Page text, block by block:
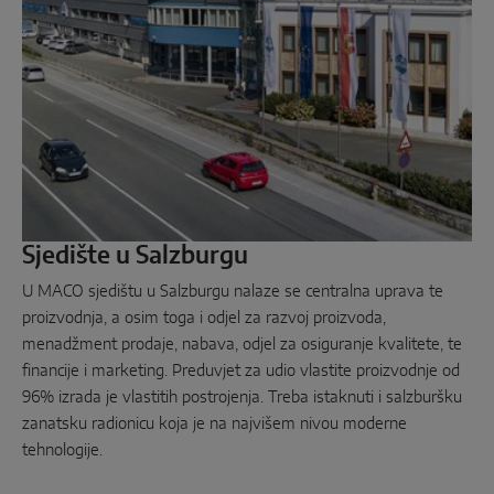
Paralelno-klizni
Komponente sustava
RJEŠENJA ZA VRATA
Instinct by MACO
MACO Protect M-TS
MACO Protect A-TS
S pogonom putem kvake
S cilindrom
Komponente sustava
Sjedište u Salzburgu
U MACO sjedištu u Salzburgu nalaze se centralna uprava te
proizvodnja, a osim toga i odjel za razvoj proizvoda,
menadžment prodaje, nabava, odjel za osiguranje kvalitete, te
financije i marketing. Preduvjet za udio vlastite proizvodnje od
96% izrada je vlastitih postrojenja. Treba istaknuti i salzburšku
zanatsku radionicu koja je na najvišem nivou moderne
tehnologije.